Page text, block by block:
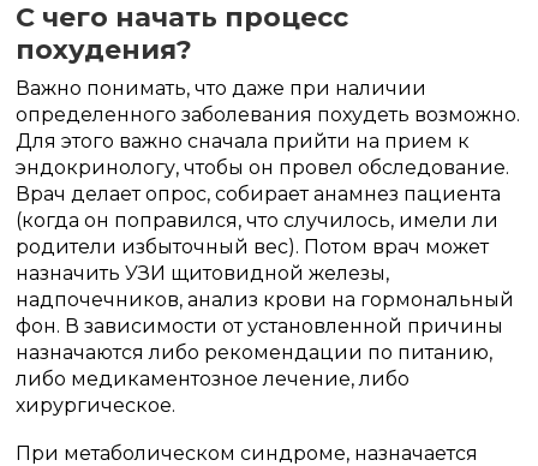
С чего начать процесс
похудения?
Важно понимать, что даже при наличии
определенного заболевания похудеть возможно.
Для этого важно сначала прийти на прием к
эндокринологу, чтобы он провел обследование.
Врач делает опрос, собирает анамнез пациента
(когда он поправился, что случилось, имели ли
родители избыточный вес). Потом врач может
назначить УЗИ щитовидной железы,
надпочечников, анализ крови на гормональный
фон. В зависимости от установленной причины
назначаются либо рекомендации по питанию,
либо медикаментозное лечение, либо
хирургическое.
При метаболическом синдроме, назначается